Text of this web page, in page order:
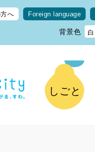
へ Foreign language
背景色 白
しごと